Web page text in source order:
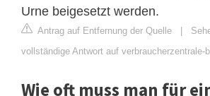
Urne beigesetzt werden.
Antrag auf Entfernung der Quelle |
vollständige Antwort auf verbraucherzentrale-
Wie oft muss man für